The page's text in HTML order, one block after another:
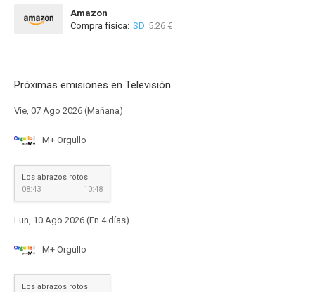
Amazon
Compra física: SD 5.26 €
Próximas emisiones en Televisión
Vie, 07 Ago 2026 (Mañana)
M+ Orgullo
Los abrazos rotos
08:43
10:48
Lun, 10 Ago 2026 (En 4 días)
M+ Orgullo
Los abrazos rotos